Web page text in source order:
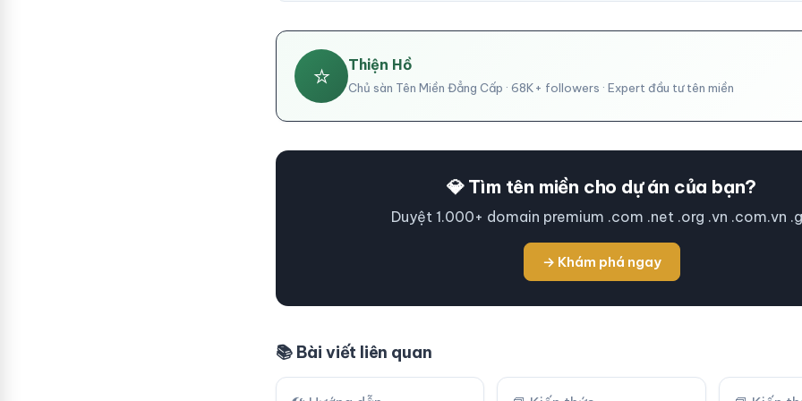
⭐ Thiện Hồ
Chủ sàn Tên Miền Đẳng Cấp · 68K+ followers · Expert đầu tư tên miền
💎 Tìm tên miền cho dự án của bạn?
Duyệt 1.000+ domain premium .com .net .org .vn .com.vn
→ Khám phá ngay
📚 Bài viết liên quan